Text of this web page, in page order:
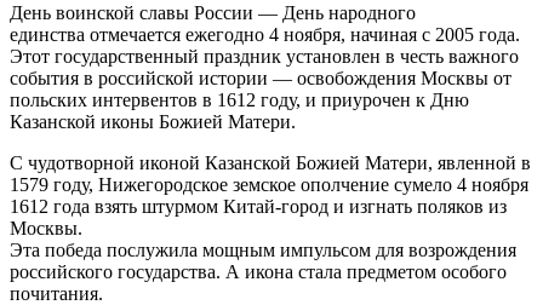
День воинской славы России — День народного
единства отмечается ежегодно 4 ноября, начиная с 2005 года.
Этот государственный праздник установлен в честь важного
события в российской истории — освобождения Москвы от
польских интервентов в 1612 году, и приурочен к Дню
Казанской иконы Божией Матери.
С чудотворной иконой Казанской Божией Матери, явленной в
1579 году, Нижегородское земское ополчение сумело 4 ноября
1612 года взять штурмом Китай-город и изгнать поляков из
Москвы.
Эта победа послужила мощным импульсом для возрождения
российского государства. А икона стала предметом особого
почитания.